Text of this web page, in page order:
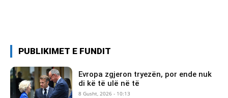
PUBLIKIMET E FUNDIT
Evropa zgjeron tryezën, por ende nuk
di kë të ulë në të
8 Gusht, 2026 - 10:13